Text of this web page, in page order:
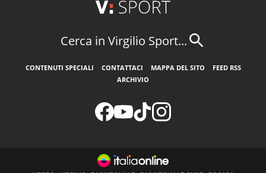
Cerca in Virgilio Sport...
CONTENUTI SPECIALI CONTATTACI MAPPA DEL SITO
FEED RSS
ARCHIVIO